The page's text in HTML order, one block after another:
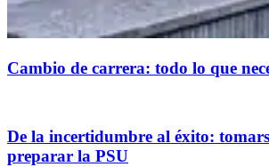
Cambio de carrera: todo lo que
De la incertidumbre al éxito:
preparar la PSU